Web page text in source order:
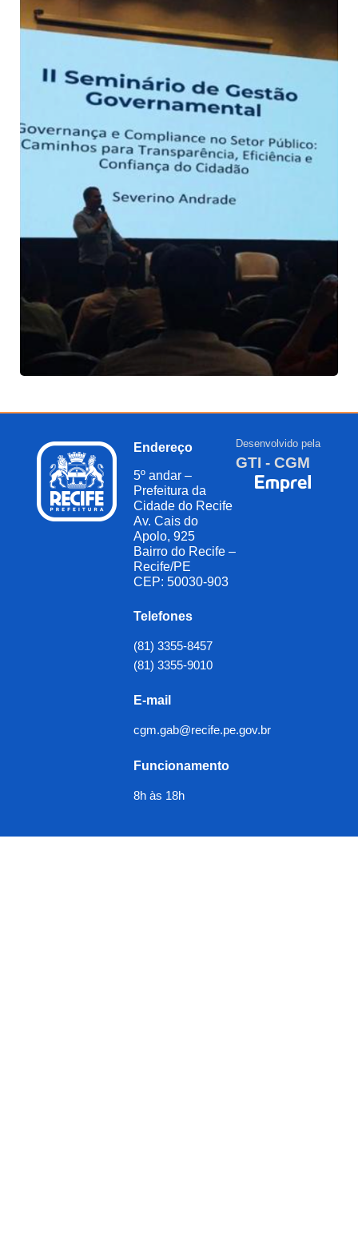
Endereço
5º andar –
Prefeitura da
Cidade do Recife
Av. Cais do
Apolo, 925
Bairro do Recife –
Recife/PE
CEP: 50030-903
Telefones
(81) 3355-8457
(81) 3355-9010
E-mail
cgm.gab@recife.pe.gov.br
Funcionamento
8h às 18h
Desenvolvido pela
GTI - CGM